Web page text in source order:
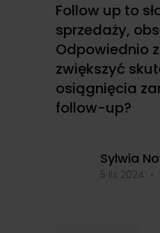
Follow up to
sprzedaży,
Odpowiednio
zwiększyć
osiągnięcia
follow-up?
Sylwia
5 lis 2024 •